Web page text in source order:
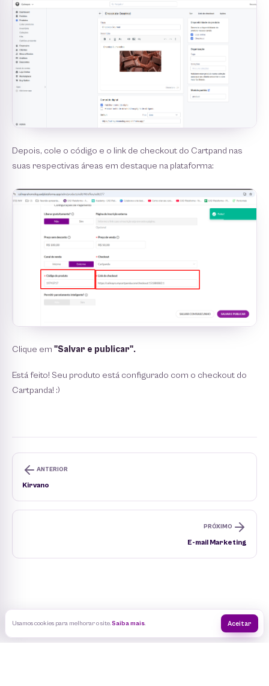
Depois, cole o código e o link de checkout do Cartpand nas
suas respectivas áreas em destaque na plataforma:
Clique em "Salvar e publicar".
Está feito! Seu produto está configurado com o checkout do
Cartpanda! :)
ANTERIOR
Kirvano
PRÓXIMO
E-mail Marketing
Usamos cookies para melhorar o site.Saiba mais. Aceitar